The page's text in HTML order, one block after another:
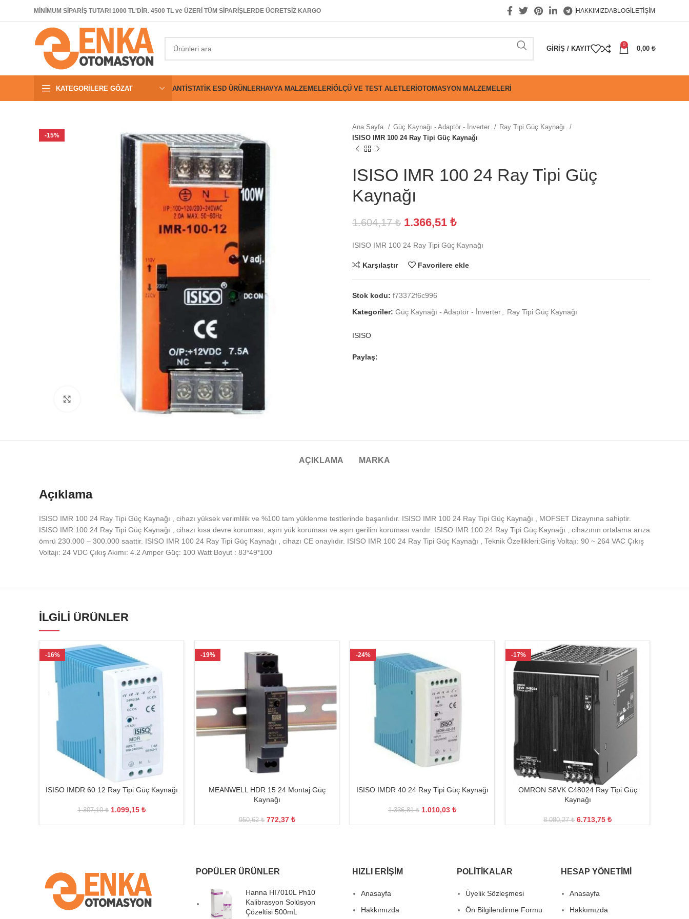
MİNİMUM SİPARİŞ TUTARI 1000 TL'DİR. 4500 TL ve ÜZERİ TÜM SİPARİŞLERDE ÜCRETSİZ KARGO HAKKIMIZDABLOGİLETIŞIM
GIRIŞ / KAYIT
0
0,00 ₺
KATEGORILERE GÖZAT ANTISTATIK ESD ÜRÜNLERHAVYA MALZEMELERIÖLÇÜ VE TEST ALETLERIOTOMASYON MALZEMELERI
-15%
Büyütmek için tıklayın
Ana Sayfa Güç Kaynağı - Adaptör - İnverter
Ray Tipi Güç Kaynağı
ISISO IMR 100 24 Ray Tipi Güç Kaynağı
ISISO IMR 100 24 Ray Tipi Güç
Kaynağı
1.604,17₺ 1.366,51 ₺
ISISO IMR 100 24 Ray Tipi Güç Kaynağı
Karşılaştır Favorilere ekle
Stok kodu: f73372f6c996
Kategoriler: Güç Kaynağı - Adaptör - İnverter Ray Tipi Güç Kaynağı
ISISO
Paylaş:
AÇIKLAMA MARKA
Açıklama
ISISO IMR 100 24 Ray Tipi Güç Kaynağı , cihazı yüksek verimlilik ve %100 tam yüklenme testlerinde başarılıdır. ISISO IMR 100 24 Ray Tipi Güç Kaynağı , MOFSET Dizaynına sahiptir.
ISISO IMR 100 24 Ray Tipi Güç Kaynağı , cihazı kısa devre koruması, aşırı yük koruması ve aşırı gerilim koruması vardır. ISISO IMR 100 24 Ray Tipi Güç Kaynağı , cihazının ortalama arıza
ömrü 230.000 – 300.000 saattir. ISISO IMR 100 24 Ray Tipi Güç Kaynağı , cihazı CE onaylıdır. ISISO IMR 100 24 Ray Tipi Güç Kaynağı , Teknik Özellikleri:Giriş Voltajı: 90 ~ 264 VAC Çıkış
Voltajı: 24 VDC Çıkış Akımı: 4.2 Amper Güç: 100 Watt Boyut : 83*49*100
İLGILI ÜRÜNLER
-16%
ISISO IMDR 60 12 Ray Tipi Güç Kaynağı
1.307,10₺ 1.099,15 ₺
-19%
MEANWELL HDR 15 24 Montaj Güç
Kaynağı
950,62₺ 772,37 ₺
-24%
ISISO IMDR 40 24 Ray Tipi Güç Kaynağı
1.336,81₺ 1.010,03 ₺
-17%
OMRON S8VK C48024 Ray Tipi Güç
Kaynağı
8.080,27₺ 6.713,75 ₺
POPÜLER ÜRÜNLER
Hanna HI7010L Ph10
Kalibrasyon Solüsyon
Çözeltisi 500mL
HIZLI ERIŞIM
Anasayfa
Hakkımızda
POLITIKALAR
Üyelik Sözleşmesi
Ön Bilgilendirme Formu
HESAP YÖNETIMI
Anasayfa
Hakkımızda